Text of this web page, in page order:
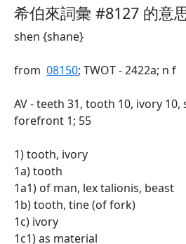
希伯來詞彙 #8127 的意
shen {shane}
from 08150; TWOT - 2422a; n f
AV - teeth 31, tooth 10, ivory 10,
forefront 1; 55
1) tooth, ivory
1a) tooth
1a1) of man, lex talionis, beast
1b) tooth, tine (of fork)
1c) ivory
1c1) as material